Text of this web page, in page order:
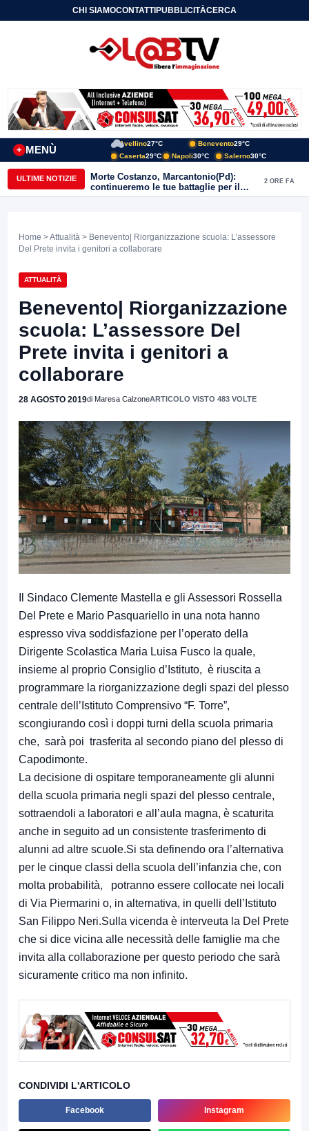
CHI SIAMOCONTATTIPUBBLICITÀCERCA
MENÙ
+
Avellino27°C Benevento29°C
Caserta29°C Napoli30°C Salerno30°C
ULTIME NOTIZIE
Morte Costanzo, Marcantonio(Pd):
continueremo le tue battaglie per il
Sannio
2 ORE FA
Home >Attualità > Benevento| Riorganizzazione scuola: L’assessore
Del Prete invita i genitori a collaborare
ATTUALITÀ
Benevento| Riorganizzazione
scuola: L’assessore Del
Prete invita i genitori a
collaborare
28 AGOSTO 2019di Maresa CalzoneARTICOLO VISTO 483 VOLTE
Il Sindaco Clemente Mastella e gli Assessori Rossella
Del Prete e Mario Pasquariello in una nota hanno
espresso viva soddisfazione per l’operato della
Dirigente Scolastica Maria Luisa Fusco la quale,
insieme al proprio Consiglio d’Istituto, è riuscita a
programmare la riorganizzazione degli spazi del plesso
centrale dell’Istituto Comprensivo “F. Torre”,
scongiurando così i doppi turni della scuola primaria
che, sarà poi trasferita al secondo piano del plesso di
Capodimonte.
La decisione di ospitare temporaneamente gli alunni
della scuola primaria negli spazi del plesso centrale,
sottraendoli a laboratori e all’aula magna, è scaturita
anche in seguito ad un consistente trasferimento di
alunni ad altre scuole.Si sta definendo ora l’alternativa
per le cinque classi della scuola dell’infanzia che, con
molta probabilità, potranno essere collocate nei locali
di Via Piermarini o, in alternativa, in quelli dell’Istituto
San Filippo Neri.Sulla vicenda è interveuta la Del Prete
che si dice vicina alle necessità delle famiglie ma che
invita alla collaborazione per questo periodo che sarà
sicuramente critico ma non infinito.
CONDIVIDI L'ARTICOLO
Facebook Instagram